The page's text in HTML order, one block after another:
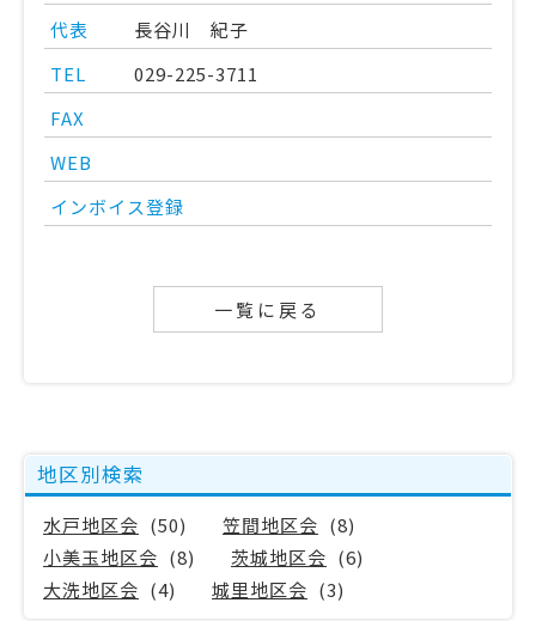
地区別検索
水戸地区会 (50) 笠間地区会 (8)
小美玉地区会 (8) 茨城地区会 (6)
大洗地区会 (4) 城里地区会 (3)
代表
長谷川 紀子
TEL
029-225-3711
FAX
WEB
インボイス登録
一覧に戻る